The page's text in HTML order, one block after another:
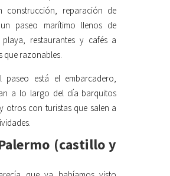
construcción, reparación de
paseo marítimo llenos de
restaurantes y cafés a
que razonables.
paseo está el embarcadero,
a lo largo del día barquitos
otros con turistas que salen a
(castillo y